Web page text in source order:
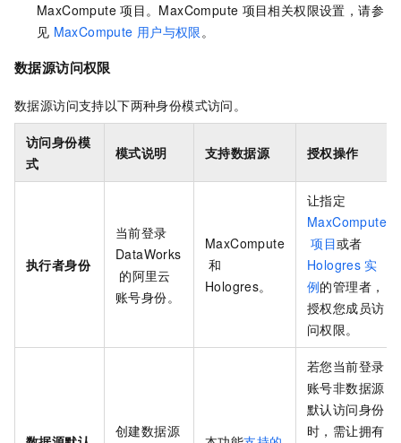
MaxCompute 项目。MaxCompute 项目相关权限设置，请参
见 MaxCompute 用户与权限。
数据源访问权限
数据源访问支持以下两种身份模式访问。
访问身份模
式
模式说明 支持数据源 授权操作
执行者身份
当前登录
DataWorks
的阿里云
账号身份。
MaxCompute
和
Hologres。
让指定
MaxCompute
项目或者
Hologres 实
例的管理者，
授权您成员访
问权限。
创建数据源
若您当前登录
账号非数据源
默认访问身份
时，需让拥有